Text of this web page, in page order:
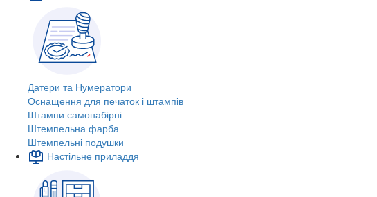
Датери та Нумератори
Оснащення для печаток і штампів
Штампи самонабірні
Штемпельна фарба
Штемпельні подушки
Настільне приладдя